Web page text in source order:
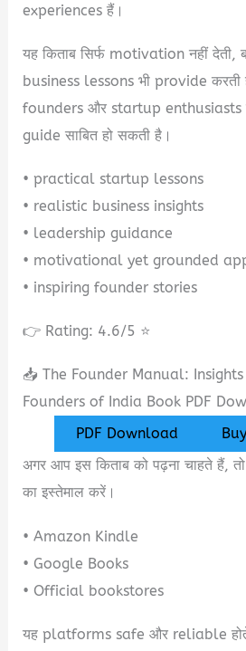
experiences हैं।
यह किताब सिर्फ motivation नहीं
business lessons भी provide
founders और startup enthusiasts
guide साबित हो सकती है।
• practical startup lessons
• realistic business insights
• leadership guidance
• motivational yet grounded
• inspiring founder stories
👉 Rating: 4.6/5 ⭐
📥 The Founder Manual:
Founders of India Book PDF
PDF Download
अगर आप इस किताब को पढ़ना चाहते हैं,
का इस्तेमाल करें।
• Amazon Kindle
• Google Books
• Official bookstores
यह platforms safe और reliable